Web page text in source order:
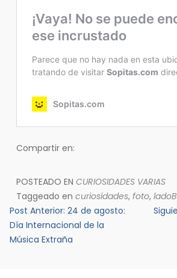
Compartir en:
POSTEADO EN CURIOSIDADES VARIAS
Taggeado en curiosidades, foto, ladoB
Navegación
de
entradas
Post Anterior: 24 de agosto:
Día Internacional de la
Música Extraña